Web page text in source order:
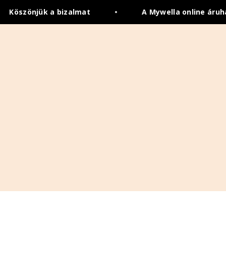
Köszönjük a bizalmat • A Mywella online